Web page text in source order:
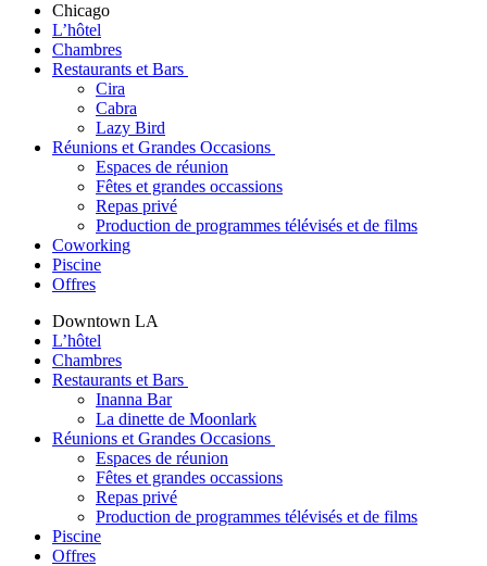
Chicago
L’hôtel
Chambres
Restaurants et Bars
Cira
Cabra
Lazy Bird
Réunions et Grandes Occasions
Espaces de réunion
Fêtes et grandes occassions
Repas privé
Production de programmes télévisés et de films
Coworking
Piscine
Offres
Downtown LA
L’hôtel
Chambres
Restaurants et Bars
Inanna Bar
La dinette de Moonlark
Réunions et Grandes Occasions
Espaces de réunion
Fêtes et grandes occassions
Repas privé
Production de programmes télévisés et de films
Piscine
Offres